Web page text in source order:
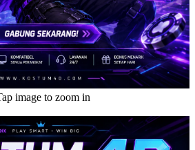
image to zoom in